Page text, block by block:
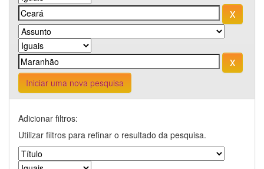
Iniciar uma nova pesquisa
Adicionar filtros:
Utilizar filtros para refinar o resultado da pesquisa.